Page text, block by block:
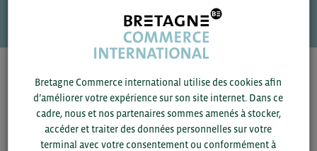
Pour voir les contacts, merci de renseigner votre
département et votre secteur
ou connectez-vous.
Bretagne Commerce international utilise des cookies afin
d’améliorer votre expérience sur son site internet. Dans ce
cadre, nous et nos partenaires sommes amenés à stocker,
accéder et traiter des données personnelles sur votre
terminal avec votre consentement ou conformément à